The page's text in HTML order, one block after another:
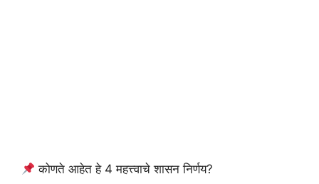
कोणते आहेत हे 4 महत्त्वाचे शासन निर्णय?